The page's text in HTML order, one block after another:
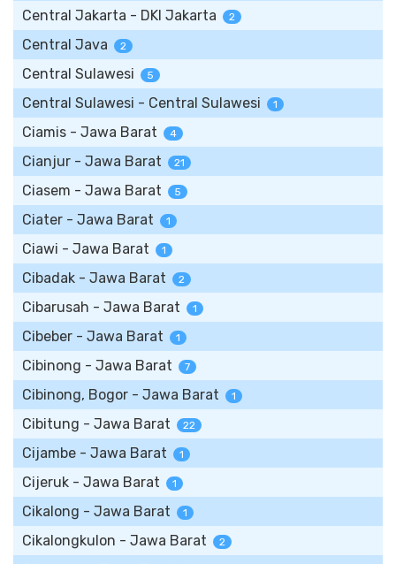
Central Jakarta - DKI Jakarta 2
Central Java 2
Central Sulawesi 5
Central Sulawesi - Central Sulawesi 1
Ciamis - Jawa Barat 4
Cianjur - Jawa Barat 21
Ciasem - Jawa Barat 5
Ciater - Jawa Barat 1
Ciawi - Jawa Barat 1
Cibadak - Jawa Barat 2
Cibarusah - Jawa Barat 1
Cibeber - Jawa Barat 1
Cibinong - Jawa Barat 7
Cibinong, Bogor - Jawa Barat 1
Cibitung - Jawa Barat 22
Cijambe - Jawa Barat 1
Cijeruk - Jawa Barat 1
Cikalong - Jawa Barat 1
Cikalongkulon - Jawa Barat 2